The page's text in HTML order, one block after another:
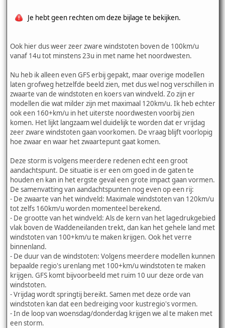
Je hebt geen rechten om deze bijlage te bekijken.
Ook hier dus weer zeer zware windstoten boven de 100km/u
vanaf 14u tot minstens 23u in met name het noordwesten.
Nu heb ik alleen even GFS erbij gepakt, maar overige modellen
laten grofweg hetzelfde beeld zien, met dus wel nog verschillen in
zwaarte van de windstoten en koers van windveld. Zo zijn er
modellen die wat milder zijn met maximaal 120km/u. Ik heb echter
ook een 160+km/u in het uiterste noordwesten voorbij zien
komen. Het lijkt langzaam wel duidelijk te worden dat er vrijdag
zeer zware windstoten gaan voorkomen. De vraag blijft voorlopig
hoe zwaar en waar het zwaartepunt gaat komen.
Deze storm is volgens meerdere redenen echt een groot
aandachtspunt. De situatie is er een om goed in de gaten te
houden en kan in het ergste geval een grote impact gaan vormen.
De samenvatting van aandachtspunten nog even op een rij:
- De zwaarte van het windveld: Maximale windstoten van 120km/u
tot zelfs 160km/u worden momenteel berekend.
- De grootte van het windveld: Als de kern van het lagedrukgebied
vlak boven de Waddeneilanden trekt, dan kan het gehele land met
windstoten van 100+km/u te maken krijgen. Ook het verre
binnenland.
- De duur van de windstoten: Volgens meerdere modellen kunnen
bepaalde regio's urenlang met 100+km/u windstoten te maken
krijgen. GFS komt bijvoorbeeld met ruim 10 uur deze orde van
windstoten.
- Vrijdag wordt springtij bereikt. Samen met deze orde van
windstoten kan dat een bedreiging voor kustregio's vormen.
- In de loop van woensdag/donderdag krijgen we al te maken met
een storm.